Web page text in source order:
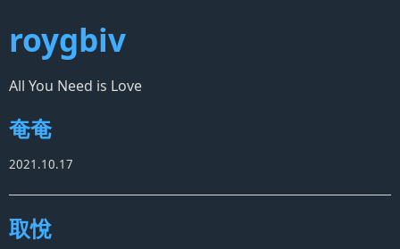
roygbiv
All You Need is Love
奄奄
2021.10.17
取悅